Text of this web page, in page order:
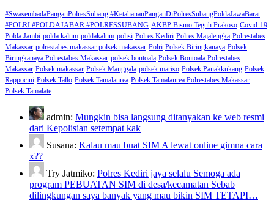
#SwasembadaPanganPolresSubang #KetahananPanganDiPolresSubangPoldaJawaBarat
#POLRI #POLDAJABAR #POLRESSUBANG AKBP Bismo Teguh Prakoso Covid-19
Polda Jambi polda kaltim poldakaltim polisi Polres Kediri Polres Majalengka Polrestabes
Makassar polrestabes makassar polsek makassar Polri Polsek Biringkanaya Polsek
Biringkanaya Polrestabes Makassar polsek bontoala Polsek Bontoala Polrestabes
Makassar Polsek makassar Polsek Manggala polsek mariso Polsek Panakkukang Polsek
Rappocini Polsek Tallo Polsek Tamalanrea Polsek Tamalanrea Polrestabes Makassar
Polsek Tamalate
admin: Mungkin bisa langsung ditanyakan ke web resmi
dari Kepolisian setempat kak
Susana: Kalau mau buat SIM A lewat online gimna cara
x??
Try Jatmiko: Polres Kediri jaya selalu Semoga ada
program PEBUATAN SIM di desa/kecamatan Sebab
dilingkungan saya banyak yang mau bikin SIM TETAPI…